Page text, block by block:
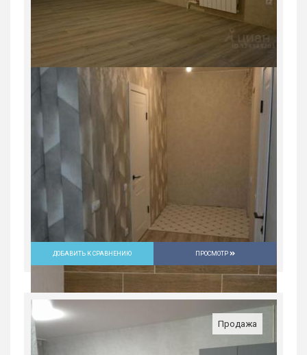
Продается 2-комн. квартира, 47,9 м²
Россия, Свердловская область,
Екатеринбург
6 500 000
8/9
ДОБАВИТЬ К СРАВНЕНИЮ ПРОСМОТР
Продажа